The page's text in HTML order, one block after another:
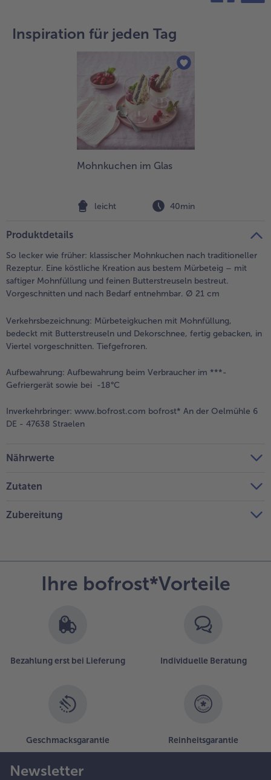
Inspiration für jeden Tag
Mohnkuchen im Glas
leicht 40min
Produktdetails
So lecker wie früher: klassischer Mohnkuchen nach traditioneller
Rezeptur. Eine köstliche Kreation aus bestem Mürbeteig – mit
saftiger Mohnfüllung und feinen Butterstreuseln bestreut.
Vorgeschnitten und nach Bedarf entnehmbar. Ø 21 cm
Verkehrsbezeichnung: Mürbeteigkuchen mit Mohnfüllung,
bedeckt mit Butterstreuseln und Dekorschnee, fertig gebacken, in
Viertel vorgeschnitten. Tiefgefroren.
Aufbewahrung: Aufbewahrung beim Verbraucher im ***-
Gefriergerät sowie bei -18°C
Inverkehrbringer: www.bofrost.com bofrost* An der Oelmühle 6
DE - 47638 Straelen
Nährwerte
Zutaten
Zubereitung
Ihre bofrost*Vorteile
Bezahlung erst bei Lieferung Individuelle Beratung
Geschmacksgarantie Reinheitsgarantie
Newsletter